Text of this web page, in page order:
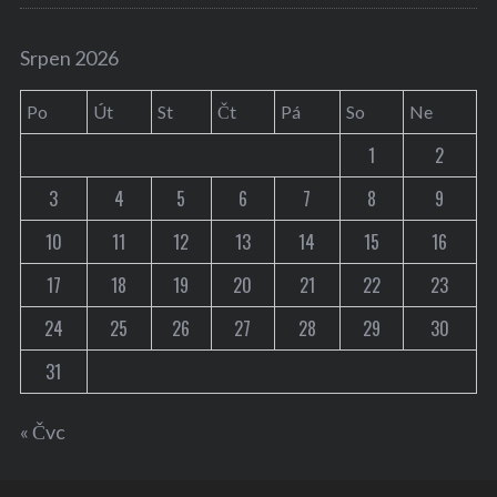
Srpen 2026
Po Út St Čt Pá So Ne
1
2
3
4 5 6 7 8
9
10
11 12 13 14 15
16
17
18 19 20 21 22
23
24
25 26 27 28 29
30
31
« Čvc